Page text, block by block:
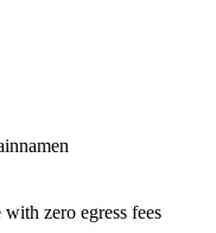
zero egress fees